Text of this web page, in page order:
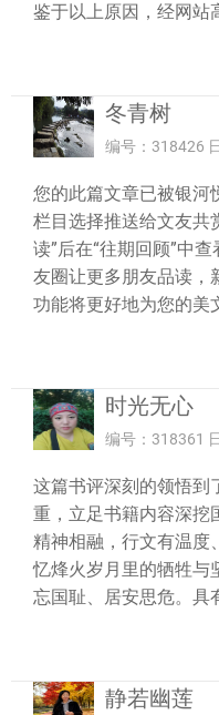
鉴于以上原因，经网站
冬青树
编号：318426
您的此篇文章已被银河
栏目选择推送给文友共
读”后在“往期回顾”中
友圈让更多朋友品读，
功能将更好地为您的美
时光无心
编号：318361
这篇书评深刻的领悟到
重，立足书籍内容深挖
精神相融，行文有温度
忆烽火岁月里的牺牲与
忘国耻、居安思危。具
静若幽莲